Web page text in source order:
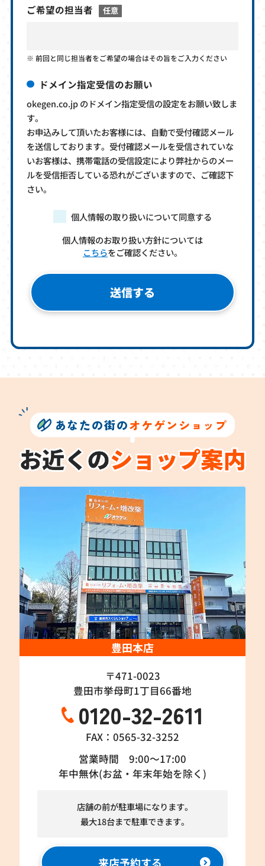
ご希望の担当者 任意
前回と同じ担当者をご希望の場合はその旨をご入力ください
ドメイン指定受信のお願い
okegen.co.jp のドメイン指定受信の設定をお願い致しま
す。
お申込みして頂いたお客様には、自動で受付確認メール
を送信しております。受付確認メールを受信されていな
いお客様は、携帯電話の受信設定により弊社からのメー
ルを受信拒否している恐れがございますので、ご確認下
さい。
個人情報の取り扱いについて同意する
個人情報のお取り扱い方針については
こちらをご確認ください。
あなたの街のオケゲンショップ
豊田本店
〒471-0023
豊田市挙母町1丁目66番地
0120-32-2611
FAX：0565-32-3252
営業時間 9:00～17:00
年中無休(お盆・年末年始を除く)
店舗の前が駐車場になります。
最大18台まで駐車できます。
来店予約する